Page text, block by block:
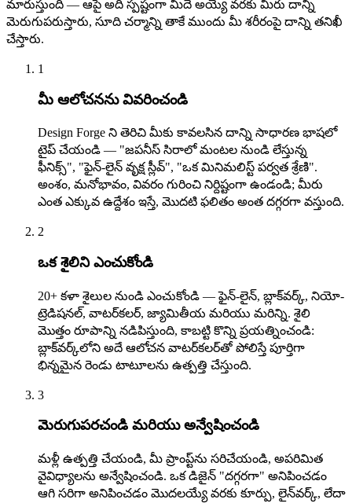
మారుస్తుంది — ఆపై అది స్పష్టంగా మీదే అయ్యే వరకు మీరు దాన్ని
మెరుగుపరుస్తారు, సూది చర్మాన్ని తాకే ముందు మీ శరీరంపై దాన్ని తనిఖీ
చేస్తారు.
1
మీ ఆలోచనను వివరించండి
Design Forge ని తెరిచి మీకు కావలసిన దాన్ని సాధారణ భాషలో
టైప్ చేయండి — "జపనీస్ సిరాలో మంటల నుండి లేస్తున్న
ఫీనిక్స్", "ఫైన్-లైన్ వృక్ష స్లీవ్", "ఒక మినిమలిస్ట్ పర్వత శ్రేణి".
అంశం, మనోభావం, వివరం గురించి నిర్దిష్టంగా ఉండండి; మీరు
ఎంత ఎక్కువ ఉద్దేశం ఇస్తే, మొదటి ఫలితం అంత దగ్గరగా వస్తుంది.
2
ఒక శైలిని ఎంచుకోండి
20+ కళా శైలుల నుండి ఎంచుకోండి — ఫైన్-లైన్, బ్లాక్‌వర్క్, నియో-
ట్రెడిషనల్, వాటర్‌కలర్, జ్యామితీయ మరియు మరిన్ని. శైలి
మొత్తం రూపాన్ని నడిపిస్తుంది, కాబట్టి కొన్ని ప్రయత్నించండి:
బ్లాక్‌వర్క్‌లోని అదే ఆలోచన వాటర్‌కలర్‌తో పోలిస్తే పూర్తిగా
భిన్నమైన రెండు టాటూలను ఉత్పత్తి చేస్తుంది.
3
మెరుగుపరచండి మరియు అన్వేషించండి
మళ్లీ ఉత్పత్తి చేయండి, మీ ప్రాంప్ట్‌ను సరిచేయండి, అపరిమిత
వైవిధ్యాలను అన్వేషించండి. ఒక డిజైన్ "దగ్గరగా" అనిపించడం
ఆగి సరిగా అనిపించడం మొదలయ్యే వరకు కూర్పు, లైన్‌వర్క్, లేదా